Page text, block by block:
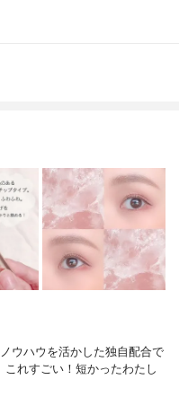
ウハウを活かした独自配合で
ㅤㅤㅤㅤㅤこれすごい！短かったわたし